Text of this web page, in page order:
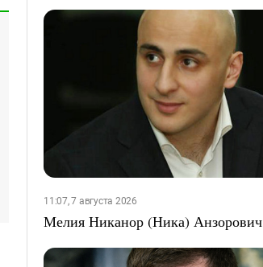
11:07, 7 августа 2026
Мелия Никанор (Ника) Анзорович